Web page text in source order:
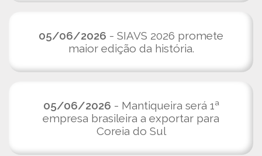
05/06/2026 - SIAVS 2026 promete
maior edição da história.
05/06/2026 - Mantiqueira será 1ª
empresa brasileira a exportar para
Coreia do Sul